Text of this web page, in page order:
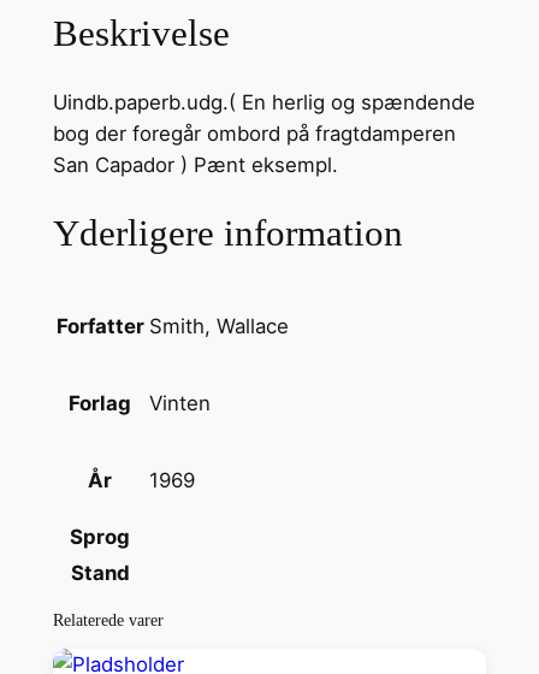
n
n
h
a
e
ø
Beskrivelse
Uindb.paperb.udg.( En herlig og spændende
bog der foregår ombord på fragtdamperen
San Capador ) Pænt eksempl.
Yderligere information
Forfatter Smith, Wallace
Forlag Vinten
År 1969
Sprog
Stand
Relaterede varer